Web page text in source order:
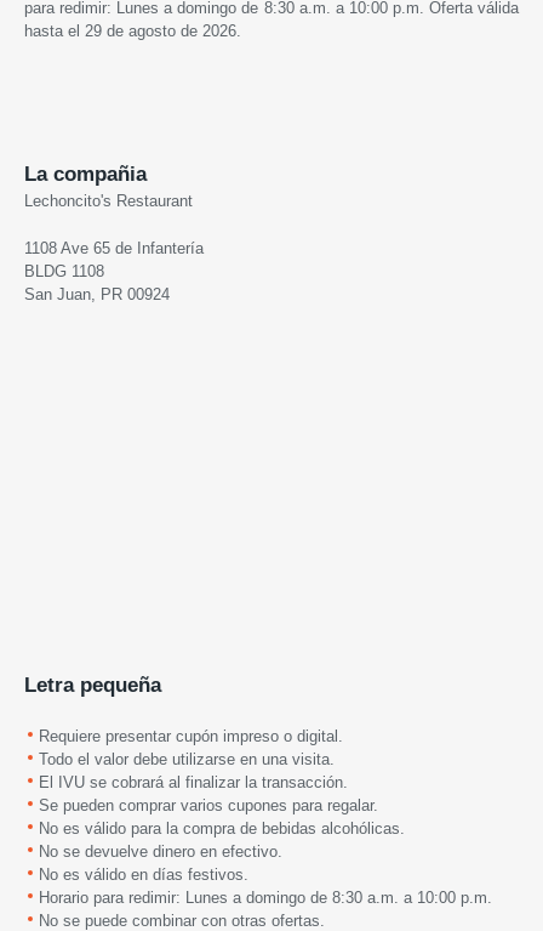
para redimir: Lunes a domingo de 8:30 a.m. a 10:00 p.m. Oferta válida
hasta el 29 de agosto de 2026.
La compañia
Lechoncito's Restaurant
1108 Ave 65 de Infantería
BLDG 1108
San Juan, PR 00924
Letra pequeña
Requiere presentar cupón impreso o digital.
Todo el valor debe utilizarse en una visita.
El IVU se cobrará al finalizar la transacción.
Se pueden comprar varios cupones para regalar.
No es válido para la compra de bebidas alcohólicas.
No se devuelve dinero en efectivo.
No es válido en días festivos.
Horario para redimir: Lunes a domingo de 8:30 a.m. a 10:00 p.m.
No se puede combinar con otras ofertas.